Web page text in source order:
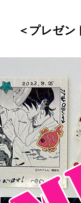
＜プレゼン